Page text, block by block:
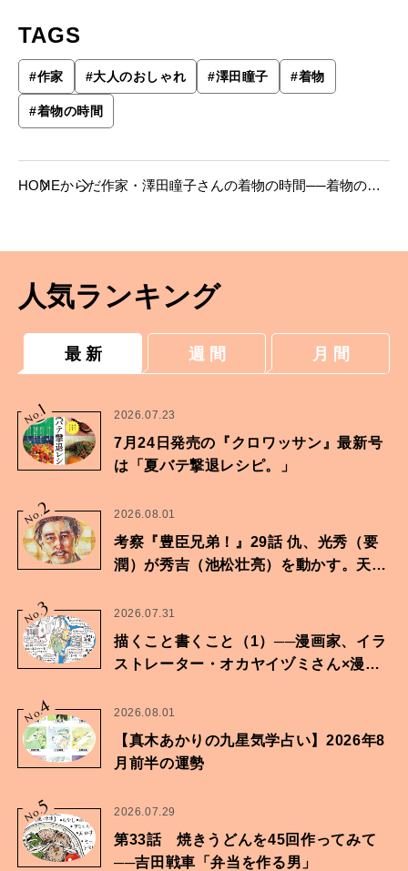
TAGS
#作家 #大人のおしゃれ #澤田瞳子 #着物
#着物の時間
HOMEからだ作家・澤田瞳子さんの着物の時間──着物の魅
人気ランキング
最 新 週 間 月 間
No.
1 2026.07.23
7月24日発売の『クロワッサン』最新号
は「夏バテ撃退レシピ。」
No.2 2026.08.01
考察『豊臣兄弟！』29話 仇、光秀（要
潤）が秀吉（池松壮亮）を動かす。天下
No.3 2026.07.31
描くこと書くこと（1）──漫画家、イラ
ストレーター・オカヤイヅミさん×漫画
No.
4 2026.08.01
【真木あかりの九星気学占い】2026年8
月前半の運勢
No.5 2026.07.29
第33話 焼きうどんを45回作ってみて
──吉田戦車「弁当を作る男」